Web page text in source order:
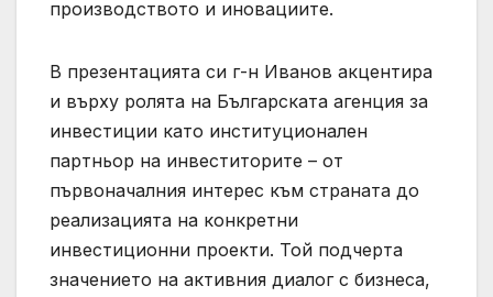
производството и иновациите.
В презентацията си г-н Иванов акцентира
и върху ролята на Българската агенция за
инвестиции като институционален
партньор на инвеститорите – от
първоначалния интерес към страната до
реализацията на конкретни
инвестиционни проекти. Той подчерта
значението на активния диалог с бизнеса,